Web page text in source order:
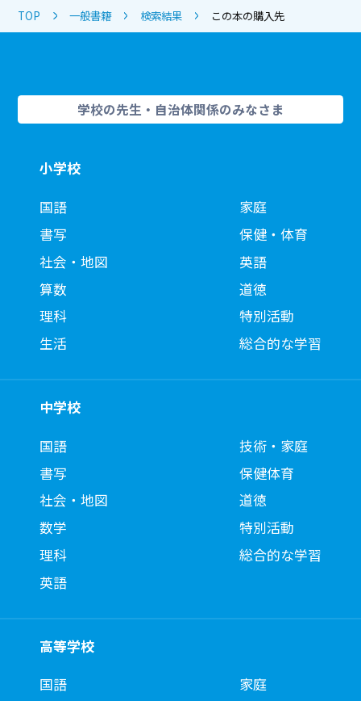
TOP 一般書籍 検索結果 この本の購入先
学校の先生・自治体関係のみなさま
小学校
国語
書写
社会・地図
算数
理科
生活
家庭
保健・体育
英語
道徳
特別活動
総合的な学習
中学校
国語
書写
社会・地図
数学
理科
英語
技術・家庭
保健体育
道徳
特別活動
総合的な学習
高等学校
国語
家庭